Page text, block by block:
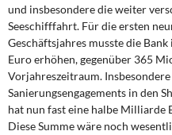
und insbesondere die weiter
Seeschifffahrt. Für die ersten
Geschäftsjahres musste die
Euro erhöhen, gegenüber 365
Vorjahreszeitraum.
Sanierungsengagements in den
hat nun fast eine halbe Milliarde
Diese Summe wäre noch